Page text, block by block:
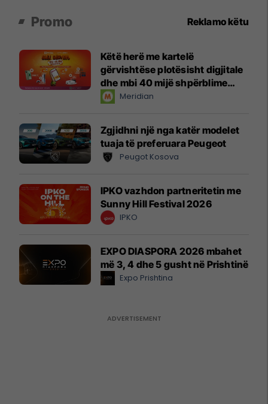
Promo Reklamo këtu
Këtë herë me kartelë
gërvishtëse plotësisht digjitale
dhe mbi 40 mijë shpërblime
instant!Meridian
Zgjidhni një nga katër modelet
tuaja të preferuara Peugeot
Peugot Kosova
IPKO vazhdon partneritetin me
Sunny Hill Festival 2026
IPKO
EXPO DIASPORA 2026 mbahet
më 3, 4 dhe 5 gusht në Prishtinë
Expo Prishtina